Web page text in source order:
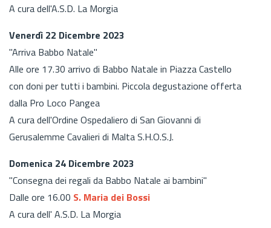
A cura dell'A.S.D. La Morgia
Venerdì 22 Dicembre 2023
"Arriva Babbo Natale"
Alle ore 17.30 arrivo di Babbo Natale in Piazza Castello
con doni per tutti i bambini. Piccola degustazione offerta
dalla Pro Loco Pangea
A cura dell'Ordine Ospedaliero di San Giovanni di
Gerusalemme Cavalieri di Malta S.H.O.S.J.
Domenica 24 Dicembre 2023
"Consegna dei regali da Babbo Natale ai bambini"
Dalle ore 16.00 S. Maria dei Bossi
A cura dell' A.S.D. La Morgia